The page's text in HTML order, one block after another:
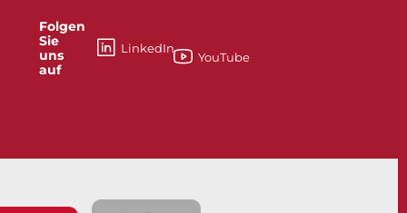
Folgen
Sie
uns
auf
LinkedIn
YouTube